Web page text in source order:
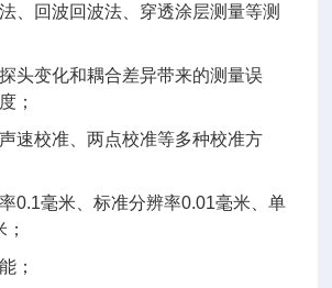
、回波回波法、穿透涂层测量等测
头变化和耦合差异带来的测量误
；
速校准、两点校准等多种校准方
0.1毫米、标准分辨率0.01毫米、单
；